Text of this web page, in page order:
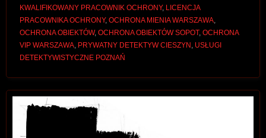
KWALIFIKOWANY PRACOWNIK OCHRONY, LICENCJA
PRACOWNIKA OCHRONY, OCHRONA MIENIA WARSZAWA
OCHRONA OBIEKTÓW, OCHRONA OBIEKTÓW SOPOT, OCHRONA
VIP WARSZAWA PRYWATNY DETEKTYW CIESZYN USŁUGI
DETEKTYWISTYCZNE POZNAŃ